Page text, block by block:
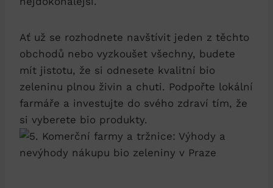
Ať už se rozhodnete navštívit jeden z těchto
obchodů nebo vyzkoušet všechny,‌ budete
mít‌ jistotu, ⁤že si odnesete ⁣kvalitní bio
zeleninu plnou živin a chuti. Podpořte lokální
farmáře ​a investujte do svého zdraví tím, že
si vyberete‌ bio produkty.